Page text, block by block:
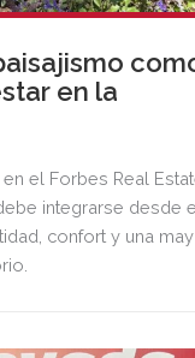
en la
el Forbes Real
integrarse desde
confort y una